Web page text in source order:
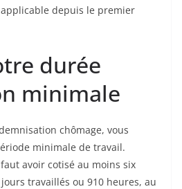
depuis le premier
durée
minimale
chômage, vous
minimale de travail.
avoir cotisé au moins six
travaillés ou 910 heures, au